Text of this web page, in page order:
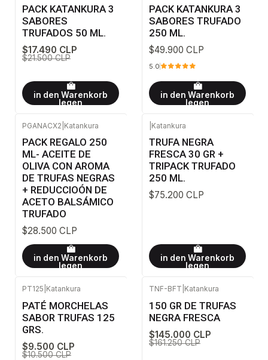
PACK KATANKURA 3
SABORES
TRUFADOS 50 ML.
$17.490 CLP
$21.500 CLP
in den Warenkorb
legen
PACK KATANKURA 3
SABORES TRUFADO
250 ML.
$49.900 CLP
5.0
in den Warenkorb
legen
PGANACX2 Katankura
PACK REGALO 250
ML- ACEITE DE
OLIVA CON AROMA
DE TRUFAS NEGRAS
+ REDUCCIOÓN DE
ACETO BALSÁMICO
TRUFADO
$28.500 CLP
in den Warenkorb
legen
Katankura
TRUFA NEGRA
FRESCA 30 GR +
TRIPACK TRUFADO
250 ML.
$75.200 CLP
in den Warenkorb
legen
PT125 Katankura
PATÉ MORCHELAS
SABOR TRUFAS 125
GRS.
$9.500 CLP
$10.500 CLP
TNF-BFT Katankura
150 GR DE TRUFAS
NEGRA FRESCA
$145.000 CLP
$161.250 CLP